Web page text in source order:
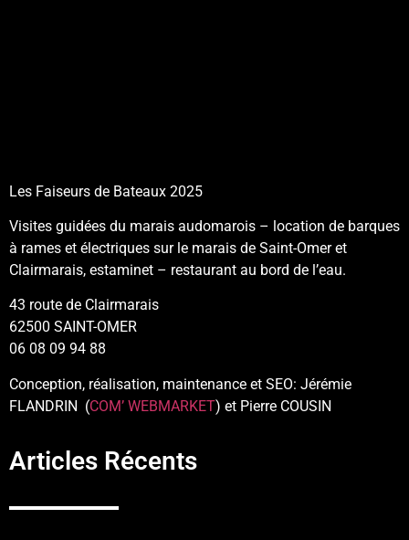
Les Faiseurs de Bateaux 2025
Visites guidées du marais audomarois – location de barques
à rames et électriques sur le marais de Saint-Omer et
Clairmarais, estaminet – restaurant au bord de l’eau.
43 route de Clairmarais
62500 SAINT-OMER
06 08 09 94 88
Conception, réalisation, maintenance et SEO: Jérémie
FLANDRIN (COM’ WEBMARKET) et Pierre COUSIN
Articles Récents